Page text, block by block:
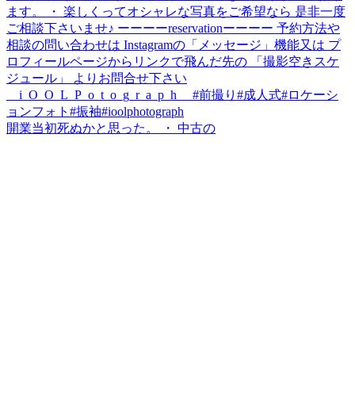
開業当初死ぬかと思った。 ・ 中古の